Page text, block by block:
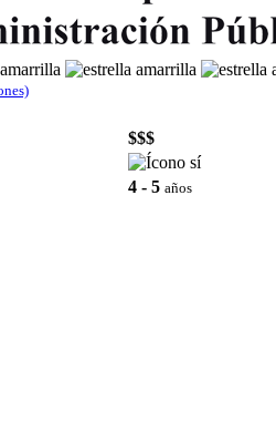
$$$
4 - 5 años